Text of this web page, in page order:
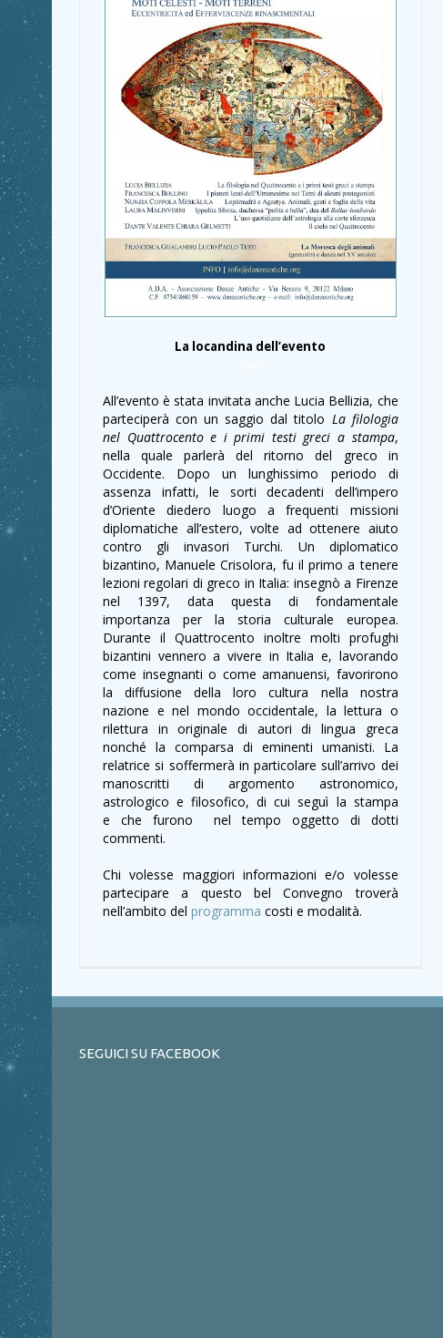
La locandina dell’evento
All’evento è stata invitata anche Lucia Bellizia, che
parteciperà con un saggio dal titolo La filologia
nel Quattrocento e i primi testi greci a stampa,
nella quale parlerà del ritorno del greco in
Occidente. Dopo un lunghissimo periodo di
assenza infatti, le sorti decadenti dell’impero
d’Oriente diedero luogo a frequenti missioni
diplomatiche all’estero, volte ad ottenere aiuto
contro gli invasori Turchi. Un diplomatico
bizantino, Manuele Crisolora, fu il primo a tenere
lezioni regolari di greco in Italia: insegnò a Firenze
nel 1397, data questa di fondamentale
importanza per la storia culturale europea.
Durante il Quattrocento inoltre molti profughi
bizantini vennero a vivere in Italia e, lavorando
come insegnanti o come amanuensi, favorirono
la diffusione della loro cultura nella nostra
nazione e nel mondo occidentale, la lettura o
rilettura in originale di autori di lingua greca
nonché la comparsa di eminenti umanisti. La
relatrice si soffermerà in particolare sull’arrivo dei
manoscritti di argomento astronomico,
astrologico e filosofico, di cui seguì la stampa
e che furono nel tempo oggetto di dotti
commenti.
Chi volesse maggiori informazioni e/o volesse
partecipare a questo bel Convegno troverà
nell’ambito del programma costi e modalità.
SEGUICI SU FACEBOOK